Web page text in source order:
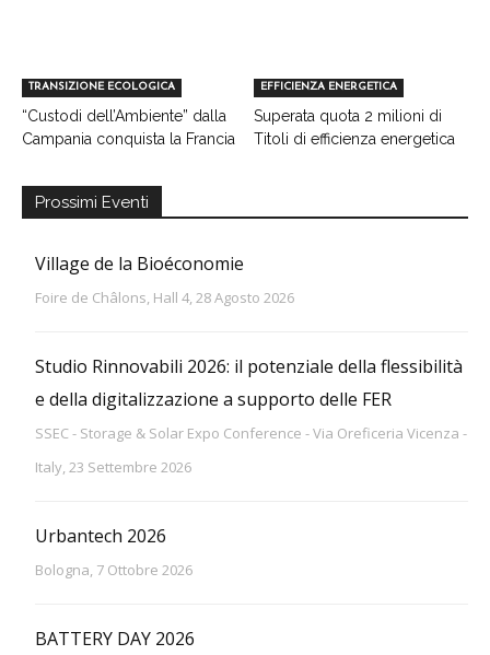
TRANSIZIONE ECOLOGICA
“Custodi dell’Ambiente” dalla
Campania conquista la Francia
EFFICIENZA ENERGETICA
Superata quota 2 milioni di
Titoli di efficienza energetica
Prossimi Eventi
Village de la Bioéconomie
Foire de Châlons, Hall 4, 28 Agosto 2026
Studio Rinnovabili 2026: il potenziale della flessibilità
e della digitalizzazione a supporto delle FER
SSEC - Storage & Solar Expo Conference - Via Oreficeria Vicenza -
Italy, 23 Settembre 2026
Urbantech 2026
Bologna, 7 Ottobre 2026
BATTERY DAY 2026